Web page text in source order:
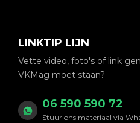
LINKTIP LIJN
Vette video, foto's of link
VKMag moet staan?
06 590 590 72
Stuur ons materiaal via